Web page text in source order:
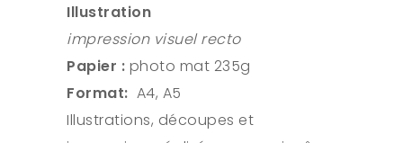
Illustration
impression visuel recto
Papier : photo mat 235g
Format: A4, A5
Illustrations, découpes et